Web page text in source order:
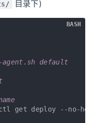
目录下)
default
get deploy --no-
BASH